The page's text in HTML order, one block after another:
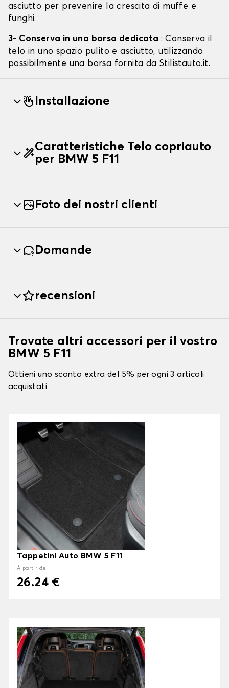
asciutto per prevenire la crescita di muffe e
funghi.
3- Conserva in una borsa dedicata : Conserva il
telo in uno spazio pulito e asciutto, utilizzando
possibilmente una borsa fornita da Stilistauto.it.
Installazione
Caratteristiche Telo copriauto
per BMW 5 F11
Foto dei nostri clienti
Domande
recensioni
Trovate altri accessori per il vostro
BMW 5 F11
Ottieni uno sconto extra del 5% per ogni 3 articoli
acquistati
Tappetini Auto BMW 5 F11
À partir de
26.24 €